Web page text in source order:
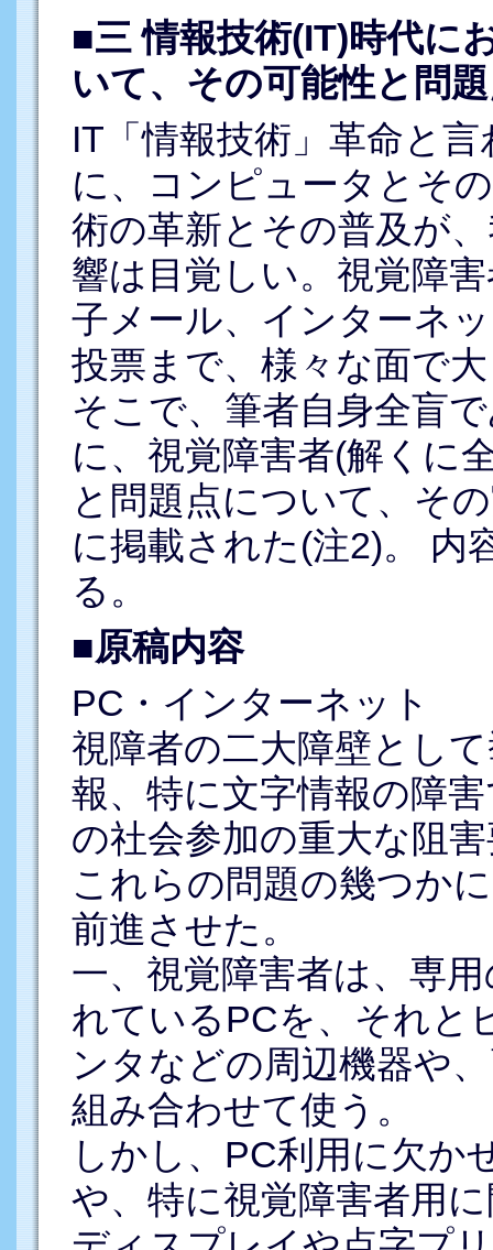
■三 情報技術(IT)時代に
いて、その可能性と問
IT「情報技術」革命と
に、コンピュータとそ
術の革新とその普及が
響は目覚しい。視覚障
子メール、インターネ
投票まで、様々な面で
そこで、筆者自身全盲
に、視覚障害者(解くに
と問題点について、そ
に掲載された(注2)。 内
る。
■原稿内容
PC・インターネット
視障者の二大障壁とし
報、特に文字情報の障
の社会参加の重大な阻
これらの問題の幾つか
前進させた。
一、視覚障害者は、専
れているPCを、それと
ンタなどの周辺機器や
組み合わせて使う。
しかし、PC利用に欠か
や、特に視覚障害者用